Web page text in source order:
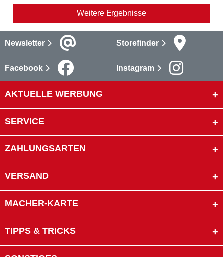
Weitere Ergebnisse
Newsletter Storefinder
Facebook Instagram
AKTUELLE WERBUNG
SERVICE
ZAHLUNGSARTEN
VERSAND
MACHER-KARTE
TIPPS & TRICKS